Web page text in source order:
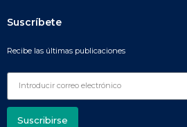
Suscríbete
Recibe las últimas publicaciones
Suscribirse